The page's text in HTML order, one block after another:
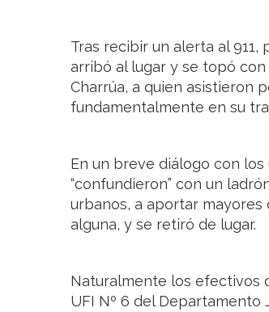
Tras recibir un alerta al
arribó al lugar y se topó
Charrúa, a quien asistieron
fundamentalmente en su
En un breve diálogo con
“confundieron” con un
urbanos, a aportar
alguna, y se retiró de lugar.
Naturalmente los efectivos
UFI Nº 6 del Departamento